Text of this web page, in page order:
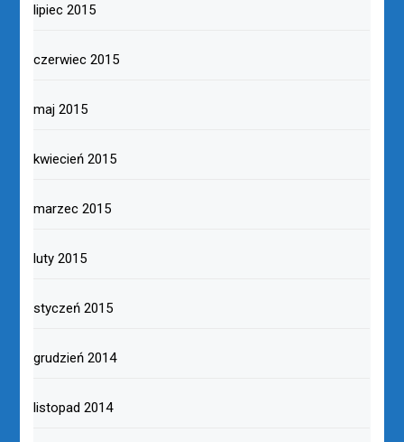
lipiec 2015
czerwiec 2015
maj 2015
kwiecień 2015
marzec 2015
luty 2015
styczeń 2015
grudzień 2014
listopad 2014